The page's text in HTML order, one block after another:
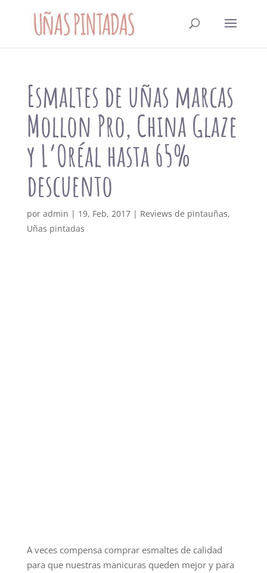
Esmaltes de uñas marcas
Mollon Pro, China Glaze
y L’Oréal hasta 65%
descuento
por admin | 19, Feb, 2017| Reviews de pintauñas,
Uñas pintadas
A veces compensa comprar esmaltes de calidad
para que nuestras manicuras queden mejor y para